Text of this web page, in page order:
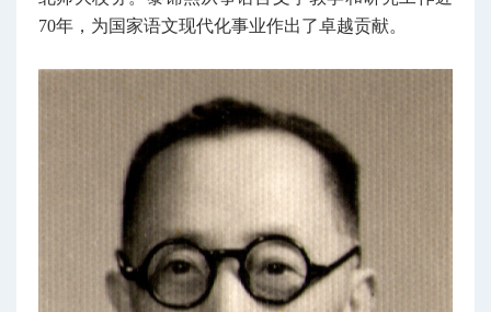
70年，为国家语文现代化事业作出了卓越贡献。